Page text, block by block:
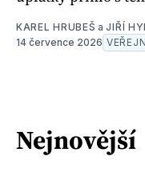
KAREL HRUBEŠ aJIŘÍ
14 července 2026
Nejnovější